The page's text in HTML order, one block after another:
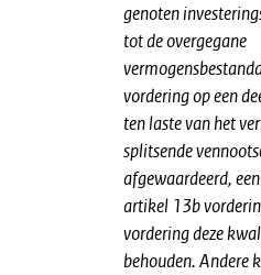
genoten
tot de overgegane
vordering op een
ten laste van het
splitsende
afgewaardeerd,
artikel 13b
vordering deze
behouden. Andere